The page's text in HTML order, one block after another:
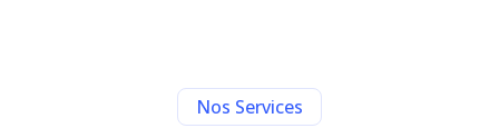
Nos Services